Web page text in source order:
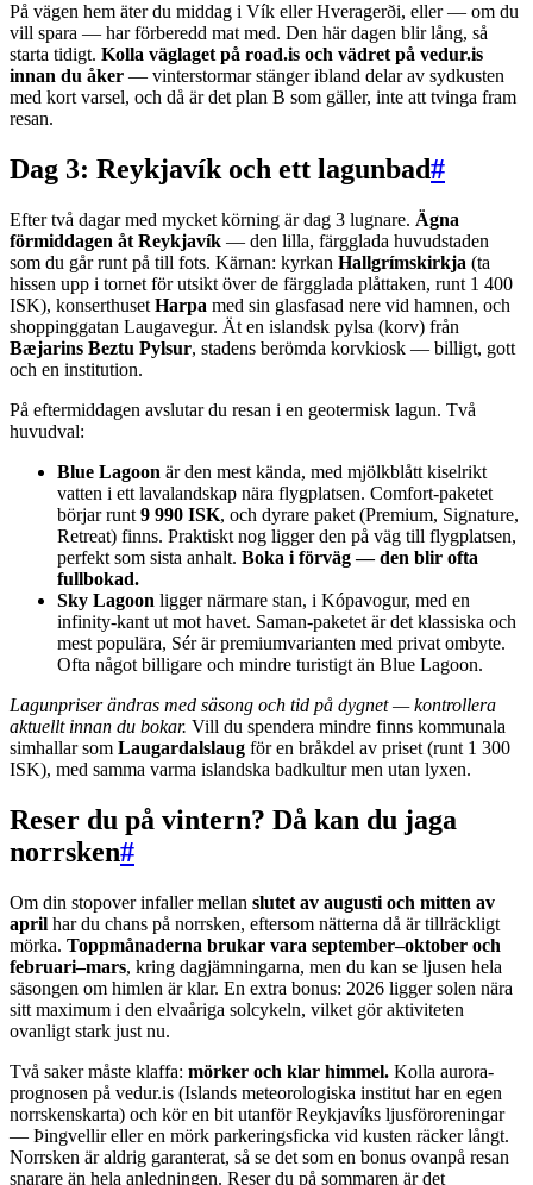
På vägen hem äter du middag i Vík eller Hveragerði, eller — om du
vill spara — har förberedd mat med. Den här dagen blir lång, så
starta tidigt. Kolla väglaget på road.is och vädret på vedur.is
innan du åker — vinterstormar stänger ibland delar av sydkusten
med kort varsel, och då är det plan B som gäller, inte att tvinga fram
resan.
Dag 3: Reykjavík och ett lagunbad#
Efter två dagar med mycket körning är dag 3 lugnare. Ägna
förmiddagen åt Reykjavík — den lilla, färgglada huvudstaden
som du går runt på till fots. Kärnan: kyrkan Hallgrímskirkja (ta
hissen upp i tornet för utsikt över de färgglada plåttaken, runt 1 400
ISK), konserthuset Harpa med sin glasfasad nere vid hamnen, och
shoppinggatan Laugavegur. Ät en islandsk pylsa (korv) från
Bæjarins Beztu Pylsur, stadens berömda korvkiosk — billigt, gott
och en institution.
På eftermiddagen avslutar du resan i en geotermisk lagun. Två
huvudval:
Blue Lagoon är den mest kända, med mjölkblått kiselrikt
vatten i ett lavalandskap nära flygplatsen. Comfort-paketet
börjar runt 9 990 ISK, och dyrare paket (Premium, Signature,
Retreat) finns. Praktiskt nog ligger den på väg till flygplatsen,
perfekt som sista anhalt. Boka i förväg — den blir ofta
fullbokad.
Sky Lagoon ligger närmare stan, i Kópavogur, med en
infinity-kant ut mot havet. Saman-paketet är det klassiska och
mest populära, Sér är premiumvarianten med privat ombyte.
Ofta något billigare och mindre turistigt än Blue Lagoon.
Lagunpriser ändras med säsong och tid på dygnet — kontrollera
aktuellt innan du bokar. Vill du spendera mindre finns kommunala
simhallar som Laugardalslaug för en bråkdel av priset (runt 1 300
ISK), med samma varma islandska badkultur men utan lyxen.
Reser du på vintern? Då kan du jaga
norrsken#
Om din stopover infaller mellan slutet av augusti och mitten av
april har du chans på norrsken, eftersom nätterna då är tillräckligt
mörka. Toppmånaderna brukar vara september–oktober och
februari–mars, kring dagjämningarna, men du kan se ljusen hela
säsongen om himlen är klar. En extra bonus: 2026 ligger solen nära
sitt maximum i den elvaåriga solcykeln, vilket gör aktiviteten
ovanligt stark just nu.
Två saker måste klaffa: mörker och klar himmel. Kolla aurora-
prognosen på vedur.is (Islands meteorologiska institut har en egen
norrskenskarta) och kör en bit utanför Reykjavíks ljusföroreningar
— Þingvellir eller en mörk parkeringsficka vid kusten räcker långt.
Norrsken är aldrig garanterat, så se det som en bonus ovanpå resan
snarare än hela anledningen. Reser du på sommaren är det